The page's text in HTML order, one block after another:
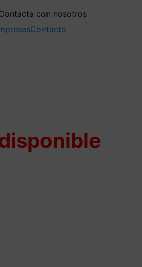
con nosotros
Contacto